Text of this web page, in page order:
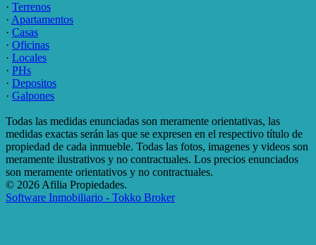
· Terrenos
· Apartamentos
· Casas
· Oficinas
· Locales
· PHs
· Depositos
· Galpones
Todas las medidas enunciadas son meramente orientativas, las
medidas exactas serán las que se expresen en el respectivo título de
propiedad de cada inmueble. Todas las fotos, imagenes y videos son
meramente ilustrativos y no contractuales. Los precios enunciados
son meramente orientativos y no contractuales.
© 2026 Afilia Propiedades.
Software Inmobiliario - Tokko Broker